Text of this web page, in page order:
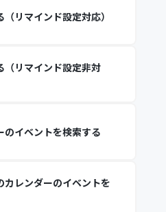
リマインド設定対応）
（リマインド設定非対
のイベントを検索する
カレンダーのイベントを